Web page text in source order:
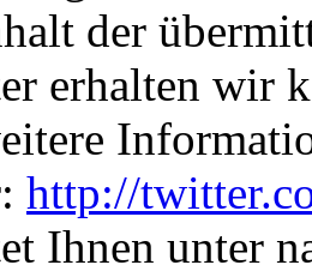
der
erhalten wir
http://
Ihnen unter